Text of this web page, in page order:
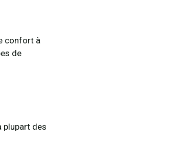
confort à
de
plupart des